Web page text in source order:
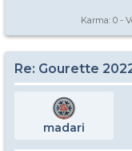
Karma: 0 -
Re: Gourette
madari